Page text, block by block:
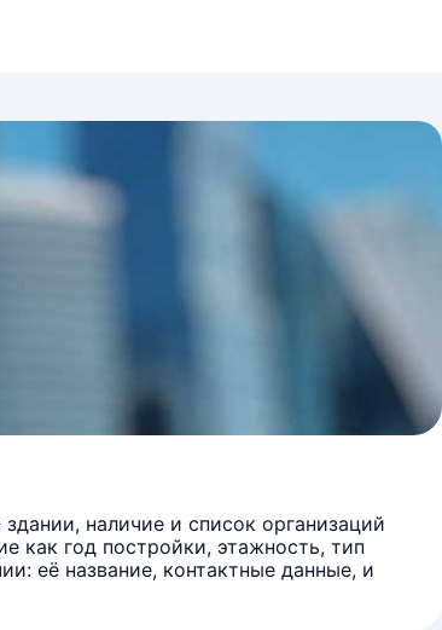
наличие и список организаций
как год постройки, этажность, тип
её название, контактные данные, и